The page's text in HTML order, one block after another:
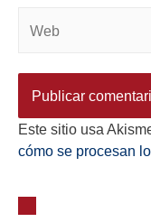
Este sitio usa
cómo se procesan